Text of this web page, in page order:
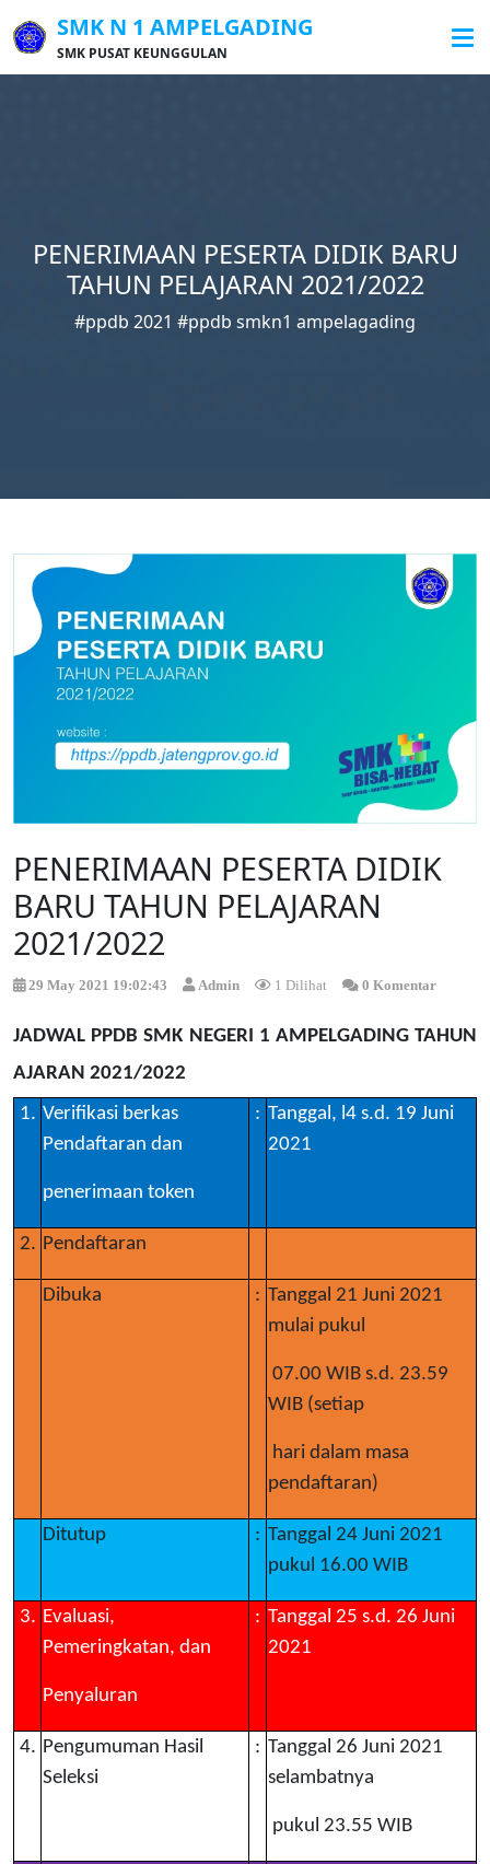
SMK N 1 AMPELGADING
SMK PUSAT KEUNGGULAN
PENERIMAAN PESERTA DIDIK BARU
TAHUN PELAJARAN 2021/2022
#ppdb 2021 #ppdb smkn1 ampelagading
PENERIMAAN PESERTA DIDIK
BARU TAHUN PELAJARAN
2021/2022
29 May 2021 19:02:43 Admin 1 Dilihat 0 Komentar
JADWAL PPDB SMK NEGERI 1 AMPELGADING TAHUN
AJARAN 2021/2022
1. Verifikasi berkas
Pendaftaran dan
penerimaan token
: Tanggal, l4 s.d. 19 Juni
2021
2. Pendaftaran
Dibuka : Tanggal 21 Juni 2021
mulai pukul
07.00 WIB s.d. 23.59
WIB (setiap
hari dalam masa
pendaftaran)
Ditutup : Tanggal 24 Juni 2021
pukul 16.00 WIB
3. Evaluasi,
Pemeringkatan, dan
Penyaluran
: Tanggal 25 s.d. 26 Juni
2021
4. Pengumuman Hasil
Seleksi
: Tanggal 26 Juni 2021
selambatnya
pukul 23.55 WIB